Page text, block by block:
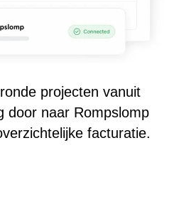
projecten vanuit
door naar Rompslomp
facturatie.